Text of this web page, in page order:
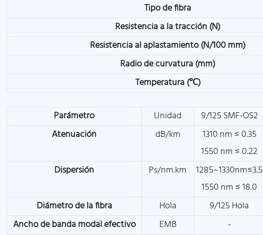
Tipo de fibra
Resistencia a la tracción (N)
Resistencia al aplastamiento (N/100 mm)
Radio de curvatura (mm)
Temperatura (℃)
Parámetro Unidad 9/125 SMF-OS2
Atenuación
dB/km
1310 nm ≤ 0.35
1550 nm ≤ 0.22
Dispersión
Ps/nm.km
1285~1330nm≤3.5
1550 nm ≤ 18.0
Diámetro de la fibra Hola 9/125 Hola
Ancho de banda modal efectivo
EMB -